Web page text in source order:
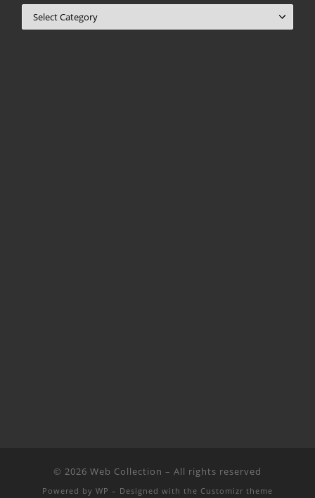
© 2026 Web Collection – All rights reserved
Powered by WP – Designed with the Customizr theme